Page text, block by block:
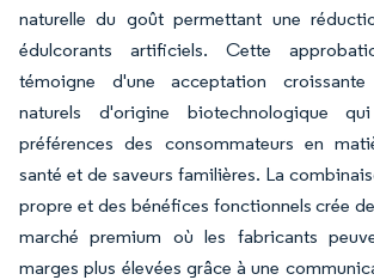
naturelle du goût permettant une
édulcorants artificiels. Cette
témoigne d'une acceptation
naturels d'origine biotechnologique
préférences des consommateurs en
santé et de saveurs familières. La
propre et des bénéfices fonctionnels crée
marché premium où les fabricants
marges plus élevées grâce à une